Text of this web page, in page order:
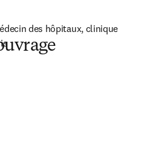
des hôpitaux, clinique